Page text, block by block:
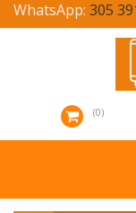
WhatsApp: 305
0